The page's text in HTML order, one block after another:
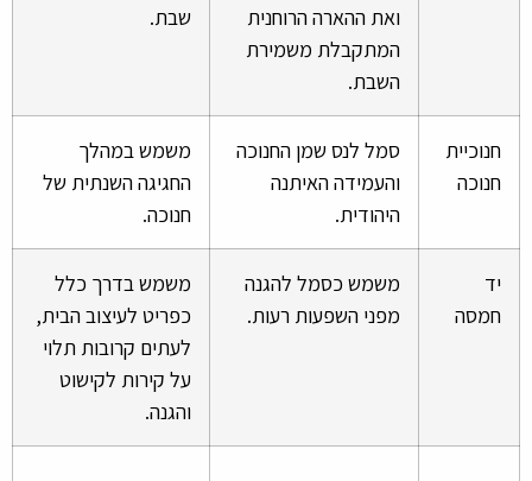
ואת ההארה הרוחנית
המתקבלת משמירת
השבת.
שבת.
חנוכיית
חנוכה
סמל לנס שמן החנוכה
והעמידה האיתנה
היהודית.
משמש במהלך
החגיגה השנתית של
חנוכה.
יד
חמסה
משמש כסמל להגנה
מפני השפעות רעות.
משמש בדרך כלל
כפריט לעיצוב הבית,
לעתים קרובות תלוי
על קירות לקישוט
והגנה.